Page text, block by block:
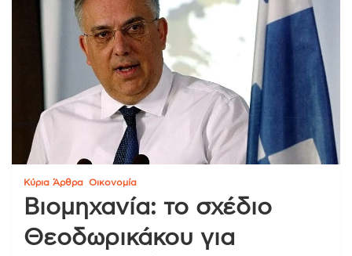
Κύρια Άρθρα Οικονομία
Βιομηχανία: το σχέδιο
Θεοδωρικάκου για